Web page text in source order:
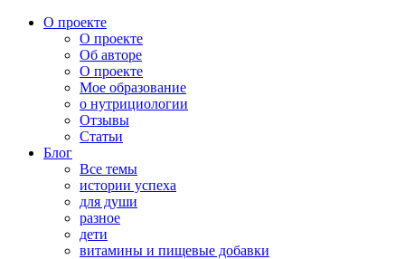
О проекте
О проекте
Об авторе
О проекте
Мое образование
о нутрициологии
Отзывы
Статьи
Блог
Все темы
истории успеха
для души
разное
дети
витамины и пищевые добавки